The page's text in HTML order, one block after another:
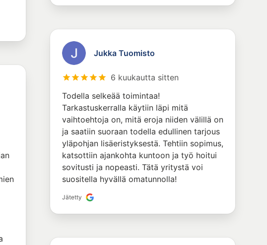
Jukka Tuomisto
6 kuukautta sitten
Todella selkeää toimintaa!
Tarkastuskerralla käytiin läpi mitä
vaihtoehtoja on, mitä eroja niiden välillä on
ja saatiin suoraan todella edullinen tarjous
yläpohjan lisäeristyksestä. Tehtiin sopimus,
katsottiin ajankohta kuntoon ja työ hoitui
sovitusti ja nopeasti. Tätä yritystä voi
suositella hyvällä omatunnolla!
Jätetty